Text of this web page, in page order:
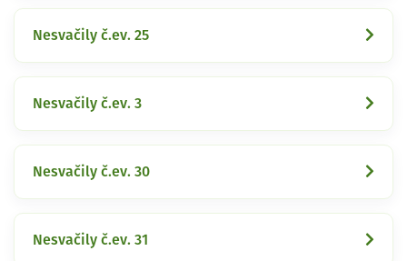
Nesvačily č.ev. 25
Nesvačily č.ev. 3
Nesvačily č.ev. 30
Nesvačily č.ev. 31